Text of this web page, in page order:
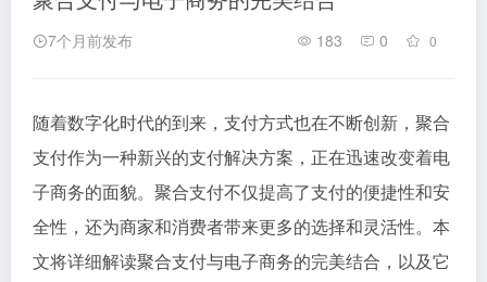
7个月前发布 183 0 0
随着数字化时代的到来，支付方式也在不断创新，聚合
支付作为一种新兴的支付解决方案，正在迅速改变着电
子商务的面貌。聚合支付不仅提高了支付的便捷性和安
全性，还为商家和消费者带来更多的选择和灵活性。本
文将详细解读聚合支付与电子商务的完美结合，以及它